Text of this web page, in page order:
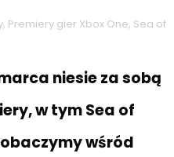
, Premiery gier Xbox One, Sea of
niesie za sobą
w tym Sea of
wśród